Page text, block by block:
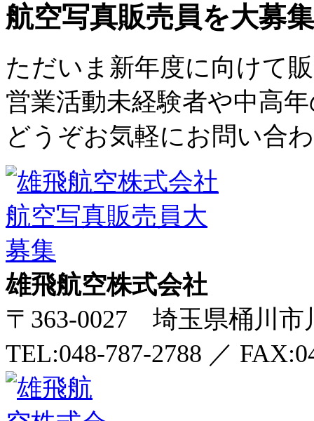
航空写真販売員を大募
ただいま新年度に向けて
営業活動未経験者や中高
どうぞお気軽にお問い合
雄飛航空株式会社
〒363-0027 埼玉県桶川市
TEL:048-787-2788 ／